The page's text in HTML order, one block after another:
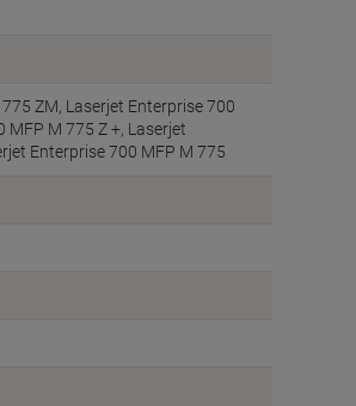
ZM, Laserjet Enterprise 700
MFP M 775 Z +, Laserjet
Enterprise 700 MFP M 775